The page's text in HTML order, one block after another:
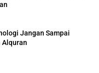
Jangan Sampai
Alquran